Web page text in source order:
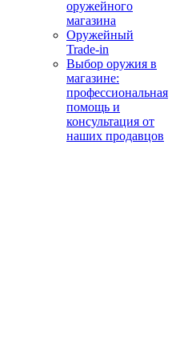
оружейного
магазина
Оружейный
Trade-in
Выбор оружия в
магазине:
профессиональная
помощь и
консультация от
наших продавцов